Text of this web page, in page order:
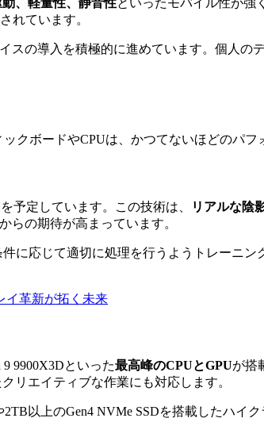
、軽量性、静音性といったモバイル性が強
れています。
の導入を積極的に進めています。個人の
クボードやCPUは、かつてないほどのパ
予定しています。この技術は、 リアルな陰
らの期待が高まっています。
に応じて適切に処理を行うようトレーニン
イ革新が拓く未来
9900X3Dといった最高峰のCPUとGPUが搭
リエイティブな作業にも対応します。
以上のGen4 NVMe SSDを搭載したハイク